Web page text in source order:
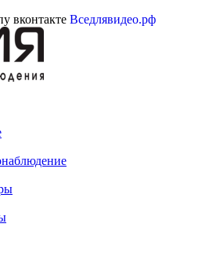
вконтакте Вседлявидео.рф